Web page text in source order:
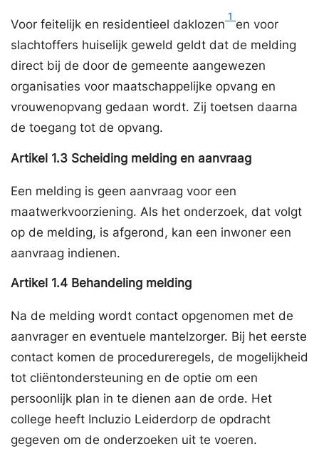
Voor feitelijk en residentieel daklozen
1
en voor
slachtoffers huiselijk geweld geldt dat de melding
direct bij de door de gemeente aangewezen
organisaties voor maatschappelijke opvang en
vrouwenopvang gedaan wordt. Zij toetsen daarna
de toegang tot de opvang.
Artikel 1.3 Scheiding melding en aanvraag
Een melding is geen aanvraag voor een
maatwerkvoorziening. Als het onderzoek, dat volgt
op de melding, is afgerond, kan een inwoner een
aanvraag indienen.
Artikel 1.4 Behandeling melding
Na de melding wordt contact opgenomen met de
aanvrager en eventuele mantelzorger. Bij het eerste
contact komen de procedureregels, de mogelijkheid
tot cliëntondersteuning en de optie om een
persoonlijk plan in te dienen aan de orde. Het
college heeft Incluzio Leiderdorp de opdracht
gegeven om de onderzoeken uit te voeren.